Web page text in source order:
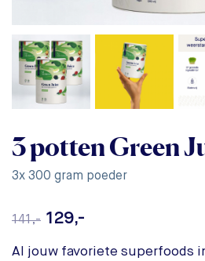
3 potten Green
3x 300 gram poeder
141,- 129,-
Al jouw favoriete superfoods